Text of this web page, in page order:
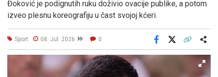
Đoković je podignutih ruku doživio ovacije publike, a potom
izveo plesnu koreografiju u čast svojoj kćeri.
Sport 08. Jul. 2026 0
Facebook